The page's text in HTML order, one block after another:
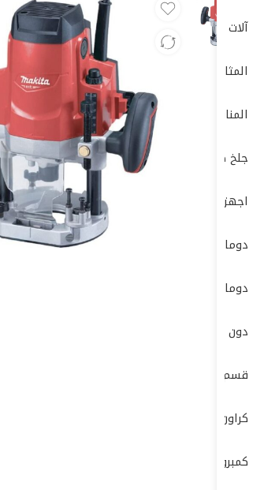
آلات الصنفرة (Sanders)
المثاقب الكهربائية (Drills)
المناشير الكهربائية (Saws)
جلخ صاروخ
اجهزة-كهربائية-وضغط-عالي
دوما
دوماتيك
دون شون DONG CHENG
قسم الكهرباء ELECTRIC DEP
كراون- CROWN
كمبروسرات + طرمبات